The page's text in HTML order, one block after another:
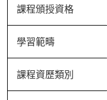
課程頒授資格
學習範疇
課程資歷類別